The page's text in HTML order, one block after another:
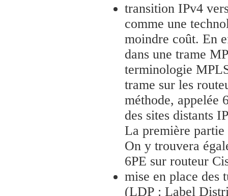
transition IPv4
comme une
moindre coût. En
dans une trame
terminologie
trame sur les
méthode, appelée
des sites distants
La première
On y trouvera
6PE sur routeur
mise en place des
(LDP : Label